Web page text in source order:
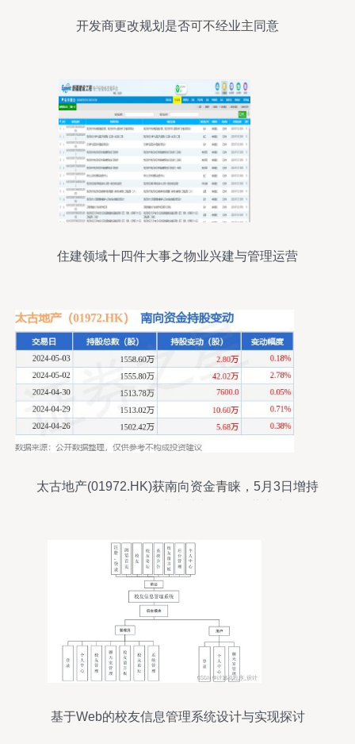
开发商更改规划是否可不经业主同意
住建领域十四件大事之物业兴建与管理运营
太古地产(01972.HK)获南向资金青睐，5月3日增持
基于Web的校友信息管理系统设计与实现探讨